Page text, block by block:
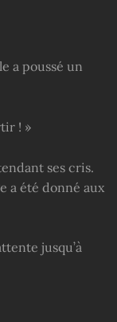
a poussé un
! »
ses cris.
a été donné aux
jusqu’à